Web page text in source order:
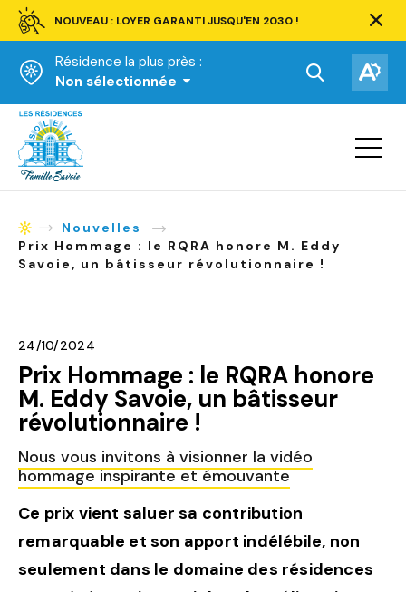
NOUVEAU : LOYER GARANTI JUSQU'EN 2030 !
barre
Résidence la plus près :
Non sélectionnée
Ouvrir
la
recherche.
la
Accueil
Ouvrir
la
AccueilNouvelles
Prix Hommage : le RQRA honore M. Eddy
Savoie, un bâtisseur révolutionnaire !
24/10/2024
Prix Hommage : le RQRA honore
M. Eddy Savoie, un bâtisseur
révolutionnaire !
Nous vous invitons à visionner la vidéo
hommage inspirante et émouvante
Ce prix vient saluer sa contribution
remarquable et son apport indélébile, non
seulement dans le domaine des résidences